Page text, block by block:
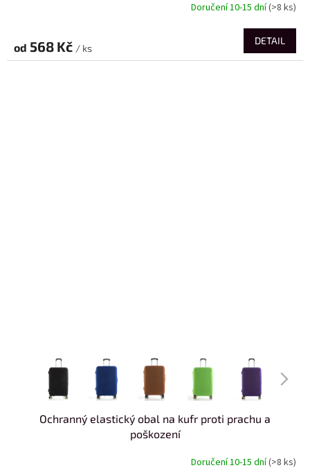
Doručení 10-15 dní(>8 ks)
od 568 Kč / ks
DETAIL
Ochranný elastický obal na kufr proti prachu a
poškození
Doručení 10-15 dní(>8 ks)